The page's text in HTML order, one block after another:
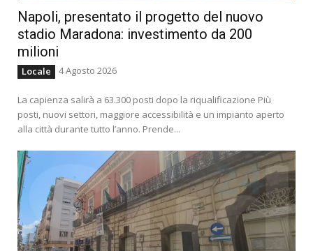
Napoli, presentato il progetto del nuovo
stadio Maradona: investimento da 200
milioni
Locale 4 Agosto 2026
La capienza salirà a 63.300 posti dopo la riqualificazione Più
posti, nuovi settori, maggiore accessibilità e un impianto aperto
alla città durante tutto l’anno. Prende...